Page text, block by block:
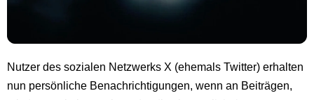
Nutzer des sozialen Netzwerks X (ehemals Twitter) erhalten
nun persönliche Benachrichtigungen, wenn an Beiträgen,